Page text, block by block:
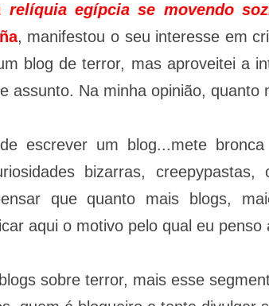
relíquia egípcia se movendo
, manifestou o seu interesse em
blog de terror, mas aproveitei a
assunto. Na minha opinião, quanto
escrever um blog...mete
bizarras, creepypastas,
que quanto mais blogs,
aqui o motivo pelo qual eu penso
sobre terror, mais esse